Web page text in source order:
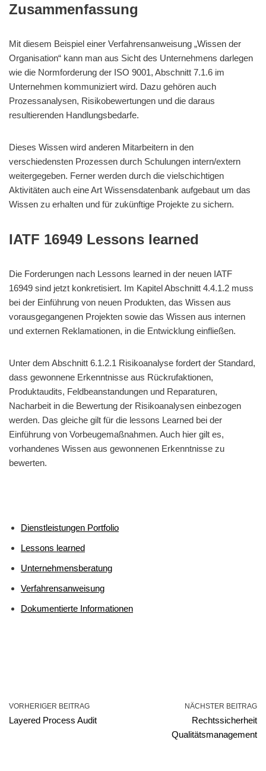
Zusammenfassung
Mit diesem Beispiel einer Verfahrensanweisung „Wissen der
Organisation“ kann man aus Sicht des Unternehmens darlegen
wie die Normforderung der ISO 9001, Abschnitt 7.1.6 im
Unternehmen kommuniziert wird. Dazu gehören auch
Prozessanalysen, Risikobewertungen und die daraus
resultierenden Handlungsbedarfe.
Dieses Wissen wird anderen Mitarbeitern in den
verschiedensten Prozessen durch Schulungen intern/extern
weitergegeben. Ferner werden durch die vielschichtigen
Aktivitäten auch eine Art Wissensdatenbank aufgebaut um das
Wissen zu erhalten und für zukünftige Projekte zu sichern.
IATF 16949 Lessons learned
Die Forderungen nach Lessons learned in der neuen IATF
16949 sind jetzt konkretisiert. Im Kapitel Abschnitt 4.4.1.2 muss
bei der Einführung von neuen Produkten, das Wissen aus
vorausgegangenen Projekten sowie das Wissen aus internen
und externen Reklamationen, in die Entwicklung einfließen.
Unter dem Abschnitt 6.1.2.1 Risikoanalyse fordert der Standard,
dass gewonnene Erkenntnisse aus Rückrufaktionen,
Produktaudits, Feldbeanstandungen und Reparaturen,
Nacharbeit in die Bewertung der Risikoanalysen einbezogen
werden. Das gleiche gilt für die lessons Learned bei der
Einführung von Vorbeugemaßnahmen. Auch hier gilt es,
vorhandenes Wissen aus gewonnenen Erkenntnisse zu
bewerten.
Dienstleistungen Portfolio
Lessons learned
Unternehmensberatung
Verfahrensanweisung
Dokumentierte Informationen
VORHERIGER BEITRAG
Layered Process Audit
NÄCHSTER BEITRAG
Rechtssicherheit
Qualitätsmanagement